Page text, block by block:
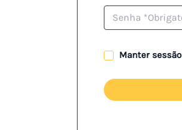
Manter sessão